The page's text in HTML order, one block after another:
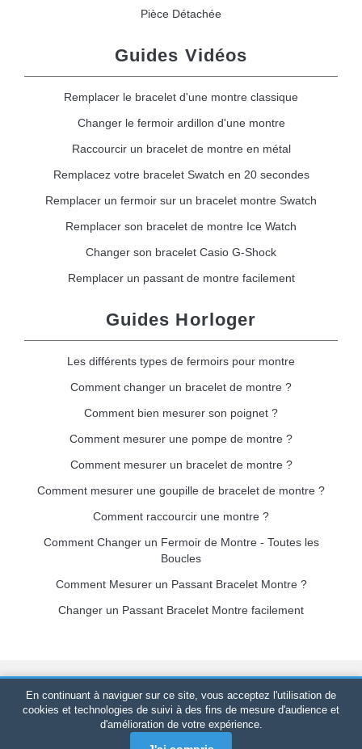
Pièce Détachée
Guides Vidéos
Remplacer le bracelet d'une montre classique
Changer le fermoir ardillon d'une montre
Raccourcir un bracelet de montre en métal
Remplacez votre bracelet Swatch en 20 secondes
Remplacer un fermoir sur un bracelet montre Swatch
Remplacer son bracelet de montre Ice Watch
Changer son bracelet Casio G-Shock
Remplacer un passant de montre facilement
Guides Horloger
Les différents types de fermoirs pour montre
Comment changer un bracelet de montre ?
Comment bien mesurer son poignet ?
Comment mesurer une pompe de montre ?
Comment mesurer un bracelet de montre ?
Comment mesurer une goupille de bracelet de montre ?
Comment raccourcir une montre ?
Comment Changer un Fermoir de Montre - Toutes les
Boucles
Comment Mesurer un Passant Bracelet Montre ?
Changer un Passant Bracelet Montre facilement
Bracelet-de-montre.com© 2026Tous droits réservés-SIRET
520 247 727 000 57 -Plateforme Juridique : BP 20075 - 31121
PORTET PDC - France Métropolitaine-Vente en ligne
uniquement
En continuant à naviguer sur ce site, vous acceptez l'utilisation de
cookies et technologies de suivi à des fins de mesure d'audience et
d'amélioration de votre expérience.